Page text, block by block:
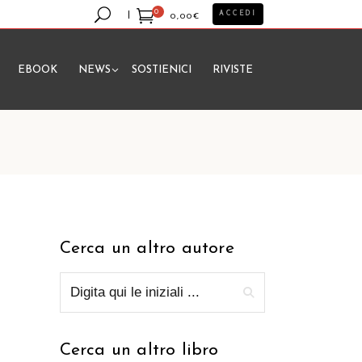
0
0,00€
prodotto nel carrello.
ACCEDI
EBOOK NEWS SOSTIENICI RIVISTE
Cerca un altro autore
Cerca un altro libro